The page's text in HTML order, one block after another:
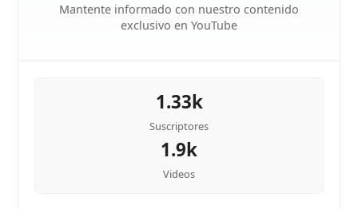
Mantente informado con nuestro contenido
exclusivo en YouTube
1.33k
Suscriptores
1.9k
Videos